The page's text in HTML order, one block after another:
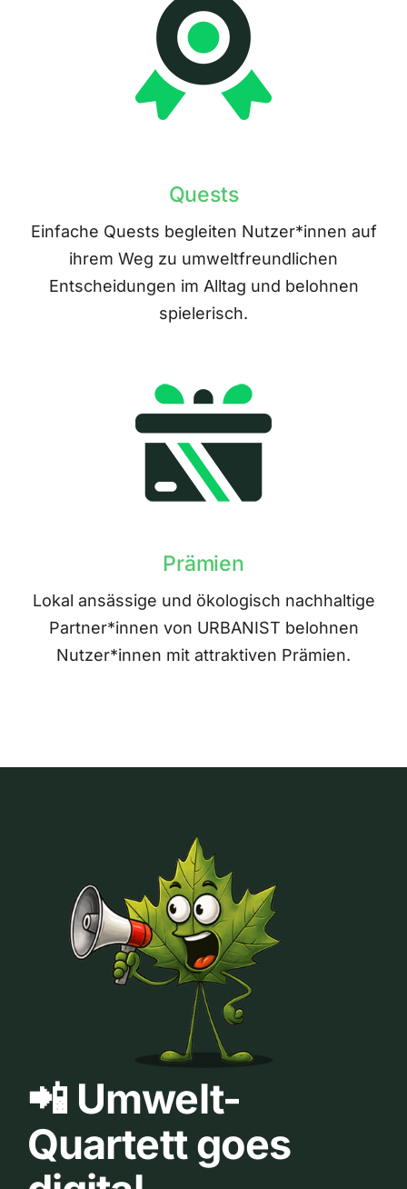
Quests
Einfache Quests begleiten Nutzer*innen auf
ihrem Weg zu umweltfreundlichen
Entscheidungen im Alltag und belohnen
spielerisch.
Prämien
Lokal ansässige und ökologisch nachhaltige
Partner*innen von URBANIST belohnen
Nutzer*innen mit attraktiven Prämien.
📲 Umwelt-
Quartett goes